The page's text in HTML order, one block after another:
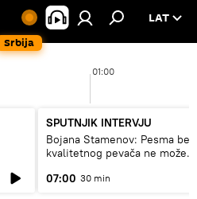
Srbija
LAT
01:00
SPUTNJIK INTERVJU
Bojana Stamenov: Pesma bez
kvalitetnog pevača ne može
07:00 30 min